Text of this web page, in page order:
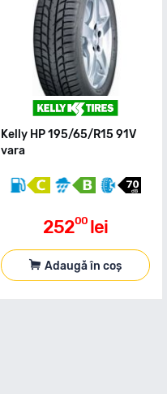
Kelly HP 195/65/R15 91V
vara
25200 lei
Adaugă în coș